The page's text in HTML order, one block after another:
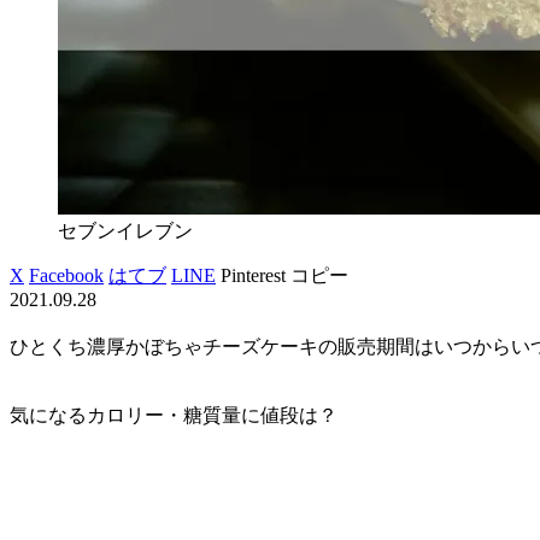
セブンイレブン
X Facebook はてブ LINE Pinterest コピー
2021.09.28
ひとくち濃厚かぼちゃチーズケーキの販売期間はいつからい
気になるカロリー・糖質量に値段は？